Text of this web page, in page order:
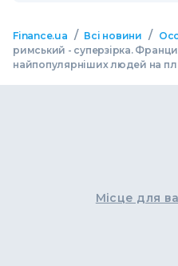
Finance.ua / Всі новини /
римський - суперзірка.
найпопулярніших людей на
Місце для